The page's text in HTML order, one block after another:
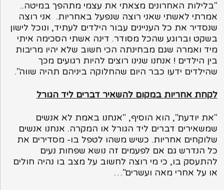
"בלילות האחרונים מצאתי את עצמי מתהפך במיטה..
אמרתי לאשתי שאני רוצה שנפעל באחריות. אני רוצה
שנסדיר את כל העניינים עבור הילדים לעתיד, ונוכל לישון
בשקט וברוגע שהכל מסודר. דינה אשתי הסכימה איתי
מיד ואמרה שגם מבחינתה הכי חשוב שלא יהיו מריבות
בין הילדים ! אנחנו שנינו רוצים להיות רגועים מכך
שהילדים ידעו כבר היום שהחלוקה ביניהם תהיה שווה".
לקחת אחריות במקום להשאיר דברים ליד הגורל
"את יודעת", הוא הוסיף, "אנחנו באמת לא אנשים
שמשאירים דברים ליד הגורל או המקרה. אנחנו אנשים
שלוקחים אחריות. כשיש משהו לטפל בו- מסדירים את
כל הנדרש גם אם לפעמים זה נושא שפחות נעים
להתעסק בו, כי מי רוצה לחשוב על מצב בו נהיה חולים
או על אחרי מאה ועשרים"…